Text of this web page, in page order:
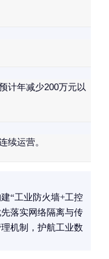
计年减少200万元以
续运营。
“工业防火墙+工控
落实网络隔离与传
机制，护航工业数